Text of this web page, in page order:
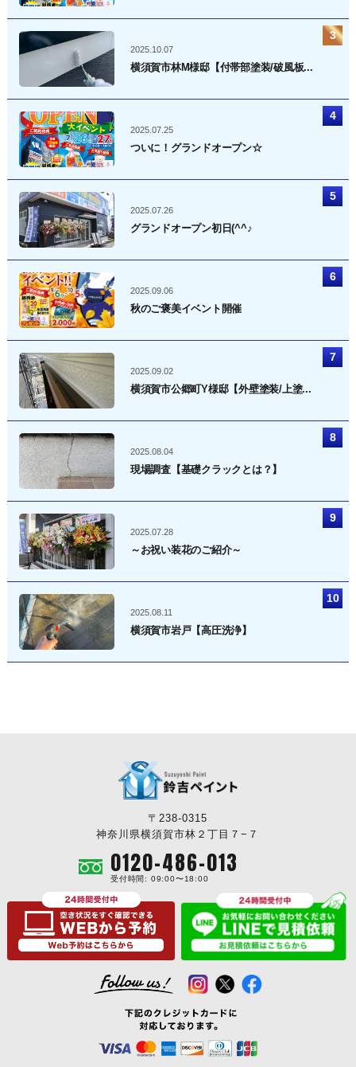
2025.10.07
横須賀市林M様邸【付帯部塗装/破風板...
2025.07.25
ついに！グランドオープン☆
2025.07.26
グランドオープン初日(^^♪
2025.09.06
秋のご褒美イベント開催
2025.09.02
横須賀市公郷町Y様邸【外壁塗装/上塗...
2025.08.04
現場調査【基礎クラックとは？】
2025.07.28
～お祝い装花のご紹介～
2025.08.11
横須賀市岩戸【高圧洗浄】
〒238-0315
神奈川県横須賀市林２丁目７−７
0120-486-013
受付時間: 09:00〜18:00